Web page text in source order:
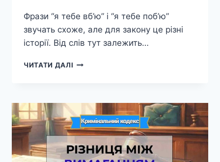
Фрази “я тебе вб’ю” і “я тебе поб’ю”
звучать схоже, але для закону це різні
історії. Від слів тут залежить…
ЧИТАТИ ДАЛІ РІЗНИЦЯ
ТА
ПОГРОЗОЮ
НАСИЛЬСТВОМ